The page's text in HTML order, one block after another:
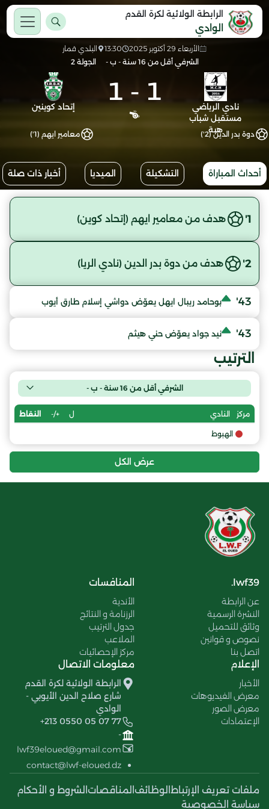
الرابطة الولائية لكرة القدم
الوادي
الأربعاء 29 أكتوبر 2025 13:30
البلدي قمار
الشرفي أقل من 16 سنة - ب -
الجولة 2
نادي الرياضي
مستقبل شباب
هبة
1
-
1 إتحاد كوينين
دوة بدر الدين (2') معامير ايهم (1')
أحداث المباراة التشكيلة الميديا أخبار ذات صلة
1' هدف من معامير ايهم (إتحاد كوين)
2' هدف من دوة بدر الدين (نادي الريا)
43' بوحامد ريبال ايهل يعوّض دواشي إسلام طارق أيوب
43' نيد جواد يعوّض حني هيثم
الترتيب
الشرفي أقل من 16 سنة - ب -
مركز النادي ل +/- النقاط
الهبوط
عرض الكل
lwf39.
عن الرابطة
النشرة الرسمية
وثائق للتحميل
نصوص و قوانين
اتصل بنا
المنافسات
الأندية
الرزنامة و النتائج
جدول الترتيب
الملاعب
مركز الإحصائيات
الإعلام
الأخبار
معرض الفيديوهات
معرض الصور
الإعتمادات
معلومات الاتصال
الرابطة الولائية لكرة القدم
شارع صلاح الدين الأيوبي -
الوادي
+213 0550 05 07 77
-
lwf39eloued@gmail.com
contact@lwf-eloued.dz
ملفات تعريف الإرتباط الوظائف المناقصات الشروط و الأحكام
سياسة الخصوصية